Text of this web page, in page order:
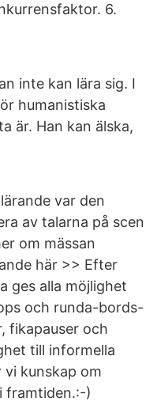
6.
inte kan lära sig. I
humanistiska
är. Han kan älska,
var den
av talarna på scen
om mässan
här >> Efter
ges alla möjlighet
och runda-bords-
fikapauser och
till informella
vi kunskap om
framtiden.:-)